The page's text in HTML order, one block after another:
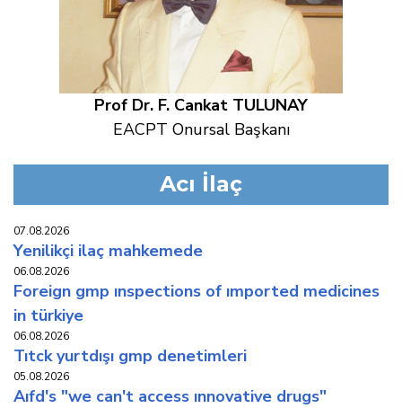
Prof Dr. F. Cankat TULUNAY
EACPT Onursal Başkanı
Acı İlaç
07.08.2026
yeni̇li̇kçi̇ i̇laç mahkemede
06.08.2026
foreign gmp inspections of imported medicines
in türkiye
06.08.2026
titck yurtdişi gmp deneti̇mleri̇
05.08.2026
aifd's "we can't access innovative drugs"